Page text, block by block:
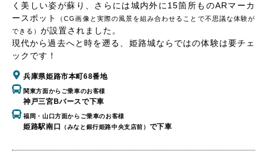
く美しい姿が蘇り、さらには城内外に15箇所ものARマーカ
ースポット
（CG画像と実際の風景を組み合わせることで不思議な体験が
できる） が設置されました。
現代から過去へと時を遡る、姫路城ならではの体験は要チェ
ックです！
兵庫県姫路市本町68番地
関東方面からご乗車のお客様
神戸三宮Bバースで下車
福岡・山口方面からご乗車のお客様
姫路駅南口 （みなと銀行姫路中央支店前） で下車